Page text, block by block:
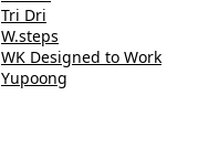
Tri Dri
W.steps
WK Designed to Work
Yupoong